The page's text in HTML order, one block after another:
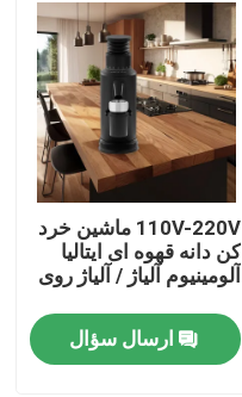
110V-220V ماشین خرد
کن دانه قهوه ای ایتالیا
آلومینیوم آلیاژ / آلیاژ روی
ارسال سؤال